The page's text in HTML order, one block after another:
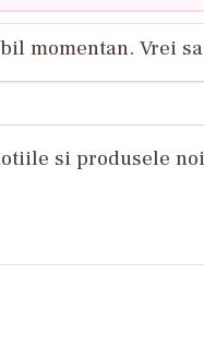
momentan. Vrei
si produsele